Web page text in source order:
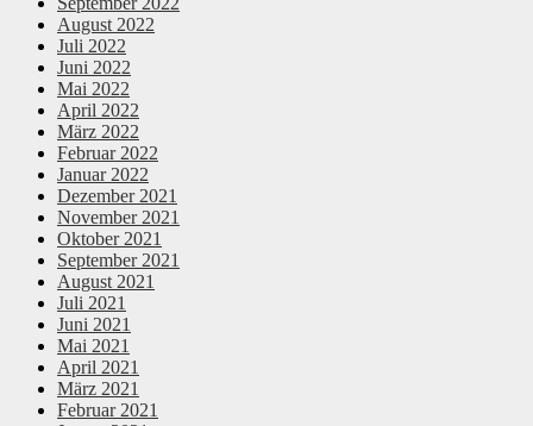
August 2022
Juli 2022
Juni 2022
Mai 2022
April 2022
März 2022
Februar 2022
Januar 2022
Dezember 2021
November 2021
Oktober 2021
September 2021
August 2021
Juli 2021
Juni 2021
Mai 2021
April 2021
März 2021
Februar 2021